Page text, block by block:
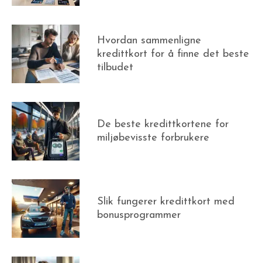
Hvordan sammenligne
kredittkort for å finne det beste
tilbudet
De beste kredittkortene for
miljøbevisste forbrukere
Slik fungerer kredittkort med
bonusprogrammer